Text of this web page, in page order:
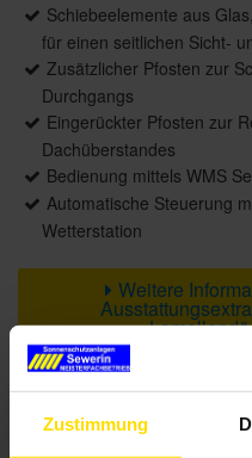
Zustimmung
Schiebeelemente aus
für einen seitlichen Sicht-
Zusätzlicher Pfosten zur
Durchgangs
Eingerückter Pfosten zur
Dachüberstandes
Bedienung mittels WMS
Automatische Steuerung
Wetterstation
Weitere
Farben